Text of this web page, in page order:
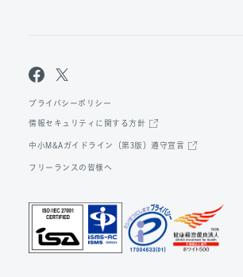
プライバシーポリシー
情報セキュリティに関する方針
中小M&Aガイドライン（第3版）遵守宣言
フリーランスの皆様へ